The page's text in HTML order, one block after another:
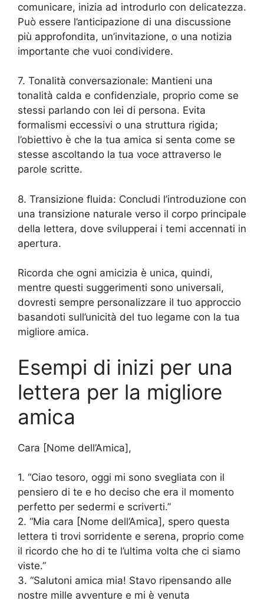
comunicare, inizia ad introdurlo con delicatezza.
Può essere l’anticipazione di una discussione
più approfondita, un’invitazione, o una notizia
importante che vuoi condividere.
7. Tonalità conversazionale: Mantieni una
tonalità calda e confidenziale, proprio come se
stessi parlando con lei di persona. Evita
formalismi eccessivi o una struttura rigida;
l’obiettivo è che la tua amica si senta come se
stesse ascoltando la tua voce attraverso le
parole scritte.
8. Transizione fluida: Concludi l’introduzione con
una transizione naturale verso il corpo principale
della lettera, dove svilupperai i temi accennati in
apertura.
Ricorda che ogni amicizia è unica, quindi,
mentre questi suggerimenti sono universali,
dovresti sempre personalizzare il tuo approccio
basandoti sull’unicità del tuo legame con la tua
migliore amica.
Esempi di inizi per una
lettera per la migliore
amica
Cara [Nome dell’Amica],
1. “Ciao tesoro, oggi mi sono svegliata con il
pensiero di te e ho deciso che era il momento
perfetto per sedermi e scriverti.”
2. “Mia cara [Nome dell’Amica], spero questa
lettera ti trovi sorridente e serena, proprio come
il ricordo che ho di te l’ultima volta che ci siamo
viste.”
3. “Salutoni amica mia! Stavo ripensando alle
nostre mille avventure e mi è venuta